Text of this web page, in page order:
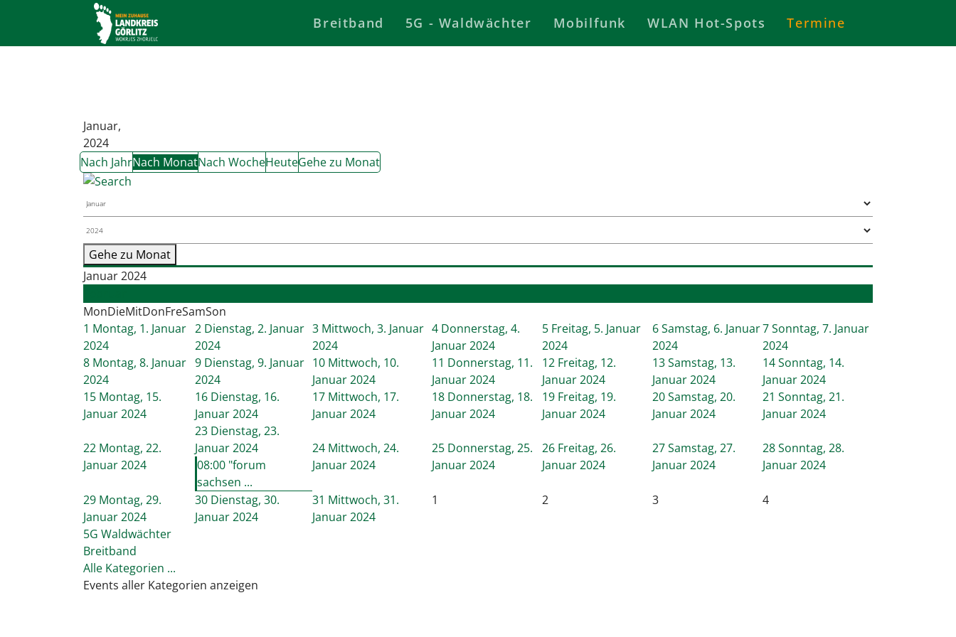
Breitband 5G - Waldwächter Mobilfunk WLAN Hot-Spots Termine
Januar,
2024
Nach JahrNach MonatNach WocheHeuteGehe zu Monat
Gehe zu Monat
Januar 2024
MonDieMitDonFreSamSon
1 Montag, 1. Januar
2024
2 Dienstag, 2. Januar
2024
3 Mittwoch, 3. Januar
2024
4 Donnerstag, 4.
Januar 2024
5 Freitag, 5. Januar
2024
6Samstag, 6. Januar
2024
7Sonntag, 7. Januar
2024
8 Montag, 8. Januar
2024
9 Dienstag, 9. Januar
2024
10 Mittwoch, 10.
Januar 2024
11 Donnerstag, 11.
Januar 2024
12 Freitag, 12.
Januar 2024
13Samstag, 13.
Januar 2024
14Sonntag, 14.
Januar 2024
15 Montag, 15.
Januar 2024
16 Dienstag, 16.
Januar 2024
17 Mittwoch, 17.
Januar 2024
18 Donnerstag, 18.
Januar 2024
19 Freitag, 19.
Januar 2024
20Samstag, 20.
Januar 2024
21 Sonntag, 21.
Januar 2024
22 Montag, 22.
Januar 2024
23 Dienstag, 23.
Januar 2024
08:00 "forum
sachsen ...
24 Mittwoch, 24.
Januar 2024
25 Donnerstag, 25.
Januar 2024
26 Freitag, 26.
Januar 2024
27Samstag, 27.
Januar 2024
28Sonntag, 28.
Januar 2024
29 Montag, 29.
Januar 2024
30 Dienstag, 30.
Januar 2024
31 Mittwoch, 31.
Januar 2024
1 2 3 4
5G Waldwächter
Breitband
Alle Kategorien ...
Events aller Kategorien anzeigen